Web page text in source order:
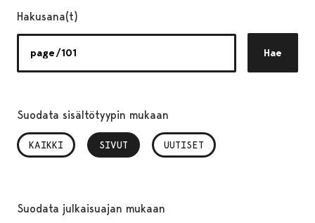
Hakusana(t)
Hae
Suodata sisältötyypin mukaan
KAIKKI SIVUT
, VALITTU UUTISET
Suodata julkaisuajan mukaan